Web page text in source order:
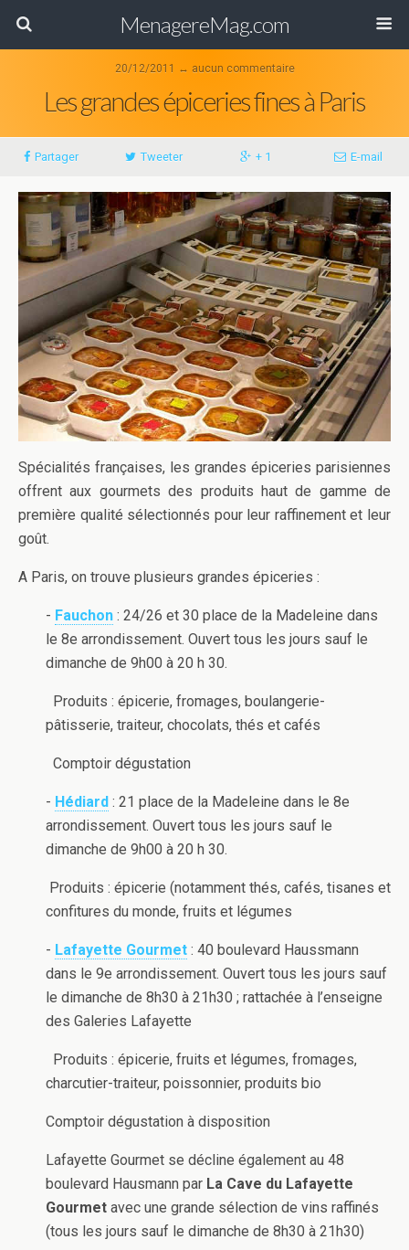
MenagereMag.com
20/12/2011 ↔ aucun commentaire
Les grandes épiceries fines à Paris
Partager Tweeter + 1 E-mail
Spécialités françaises, les grandes épiceries parisiennes
offrent aux gourmets des produits haut de gamme de
première qualité sélectionnés pour leur raffinement et leur
goût.
A Paris, on trouve plusieurs grandes épiceries :
- Fauchon : 24/26 et 30 place de la Madeleine dans
le 8e arrondissement. Ouvert tous les jours sauf le
dimanche de 9h00 à 20 h 30.
Produits : épicerie, fromages, boulangerie-
pâtisserie, traiteur, chocolats, thés et cafés
Comptoir dégustation
- Hédiard : 21 place de la Madeleine dans le 8e
arrondissement. Ouvert tous les jours sauf le
dimanche de 9h00 à 20 h 30.
Produits : épicerie (notamment thés, cafés, tisanes et
confitures du monde, fruits et légumes
- Lafayette Gourmet : 40 boulevard Haussmann
dans le 9e arrondissement. Ouvert tous les jours sauf
le dimanche de 8h30 à 21h30 ; rattachée à l’enseigne
des Galeries Lafayette
Produits : épicerie, fruits et légumes, fromages,
charcutier-traiteur, poissonnier, produits bio
Comptoir dégustation à disposition
Lafayette Gourmet se décline également au 48
boulevard Hausmann par La Cave du Lafayette
Gourmet avec une grande sélection de vins raffinés
(tous les jours sauf le dimanche de 8h30 à 21h30)